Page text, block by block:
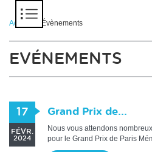
Accueil > Évènements
EVÉNEMENTS
17
FÉVR.
2024
Grand Prix de...
Nous vous attendons
pour le Grand Prix de Paris